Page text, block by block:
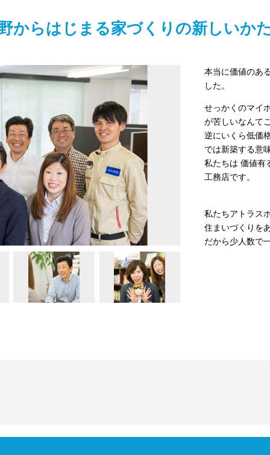
からはじまる家づくりの新しいか
本当に価値のあ
した。
せっかくのマイ
が苦しいなんて
逆にいくら低価
では新築する意
私たちは 価値有
工務店です。
私たちアトラス
住まいづくりを
だから少人数で